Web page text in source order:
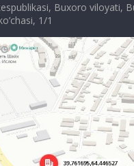
Buxoro viloyati,
1/1